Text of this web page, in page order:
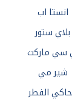
انستا اب
بلاي ستور
سي ماركت
شير مي
الفطر